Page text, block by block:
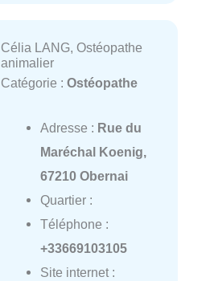
Célia LANG, Ostéopathe
animalier
Catégorie : Ostéopathe
Adresse : Rue du
Maréchal Koenig,
67210 Obernai
Quartier :
Téléphone :
+33669103105
Site internet :